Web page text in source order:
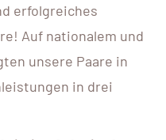
erfolgreiches
Auf nationalem und
unsere Paare in
in drei